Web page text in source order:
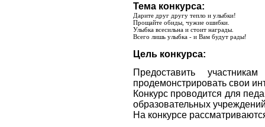
Тема конкурса:
Дарите друг другу тепло и улыбки!
Прощайте обиды, чужие ошибки.
Улыбка всесильна и стоит награды.
Всего лишь улыбка - и Вам будут рады!
Цель конкурса:
Предоставить
продемонстрировать свои
Конкурс проводится для
образовательных
На конкурсе